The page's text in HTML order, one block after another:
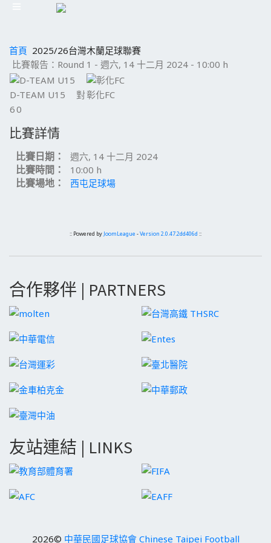
首頁 2025/26台灣木蘭足球聯賽
比賽報告：Round 1 - 週六, 14 十二月 2024 - 10:00 h
D-TEAM U15 對彰化FC
60
比賽詳情
比賽日期： 週六, 14 十二月 2024
比賽時間： 10:00 h
比賽場地： 西屯足球場
:: Powered by JoomLeague -Version 2.0.47.2dd406d ::
合作夥伴 | PARTNERS
友站連結 | LINKS
2026© 中華民國足球協會 Chinese Taipei Football